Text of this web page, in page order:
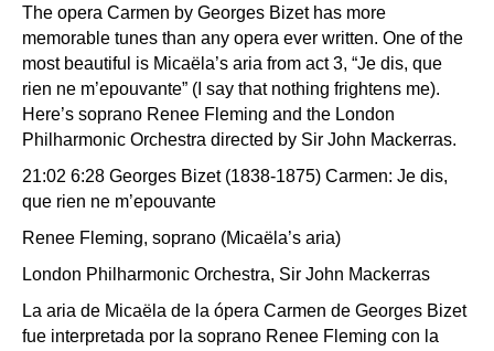
The opera Carmen by Georges Bizet has more
memorable tunes than any opera ever written. One of the
most beautiful is Micaëla’s aria from act 3, “Je dis, que
rien ne m’epouvante” (I say that nothing frightens me).
Here’s soprano Renee Fleming and the London
Philharmonic Orchestra directed by Sir John Mackerras.
21:02 6:28 Georges Bizet (1838-1875) Carmen: Je dis,
que rien ne m’epouvante
Renee Fleming, soprano (Micaëla’s aria)
London Philharmonic Orchestra, Sir John Mackerras
La aria de Micaëla de la ópera Carmen de Georges Bizet
fue interpretada por la soprano Renee Fleming con la